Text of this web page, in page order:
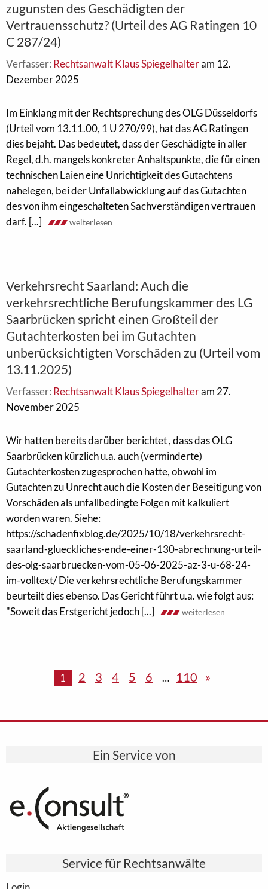
zugunsten des Geschädigten der
Vertrauensschutz? (Urteil des AG Ratingen 10
C 287/24)
Verfasser: Rechtsanwalt Klaus Spiegelhalteram 12.
Dezember 2025
Im Einklang mit der Rechtsprechung des OLG Düsseldorfs
(Urteil vom 13.11.00, 1 U 270/99), hat das AG Ratingen
dies bejaht. Das bedeutet, dass der Geschädigte in aller
Regel, d.h. mangels konkreter Anhaltspunkte, die für einen
technischen Laien eine Unrichtigkeit des Gutachtens
nahelegen, bei der Unfallabwicklung auf das Gutachten
des von ihm eingeschalteten Sachverständigen vertrauen
darf. [...]
weiterlesen
Verkehrsrecht Saarland: Auch die
verkehrsrechtliche Berufungskammer des LG
Saarbrücken spricht einen Großteil der
Gutachterkosten bei im Gutachten
unberücksichtigten Vorschäden zu (Urteil vom
13.11.2025)
Verfasser: Rechtsanwalt Klaus Spiegelhalteram 27.
November 2025
Wir hatten bereits darüber berichtet , dass das OLG
Saarbrücken kürzlich u.a. auch (verminderte)
Gutachterkosten zugesprochen hatte, obwohl im
Gutachten zu Unrecht auch die Kosten der Beseitigung von
Vorschäden als unfallbedingte Folgen mit kalkuliert
worden waren. Siehe:
https://schadenfixblog.de/2025/10/18/verkehrsrecht-
saarland-glueckliches-ende-einer-130-abrechnung-urteil-
des-olg-saarbruecken-vom-05-06-2025-az-3-u-68-24-
im-volltext/ Die verkehrsrechtliche Berufungskammer
beurteilt dies ebenso. Das Gericht führt u.a. wie folgt aus:
"Soweit das Erstgericht jedoch [...]
weiterlesen
1 2 3 4 5 6 … 110 »
Ein Service von
Service für Rechtsanwälte